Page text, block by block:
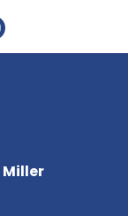
Miller